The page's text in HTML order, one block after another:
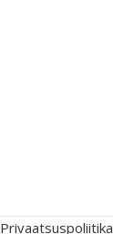
Privaatsuspoliitika